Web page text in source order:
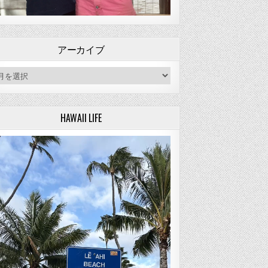
アーカイブ
カイブ
HAWAII LIFE